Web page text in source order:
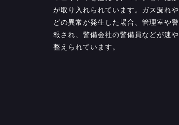
が取り入れられています。ガス漏れ
どの異常が発生した場合、管理室や
報され、警備会社の警備員などが速
整えられています。